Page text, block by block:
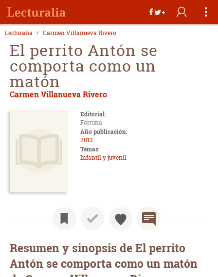
Lecturalia Carmen Villanueva Rivero
El perrito Antón se
comporta como un
matón
Carmen Villanueva Rivero
Editorial:
Fortuna
Año publicación:
2013
Temas:
Infantil y juvenil
Resumen y sinopsis de El perrito
Antón se comporta como un matón